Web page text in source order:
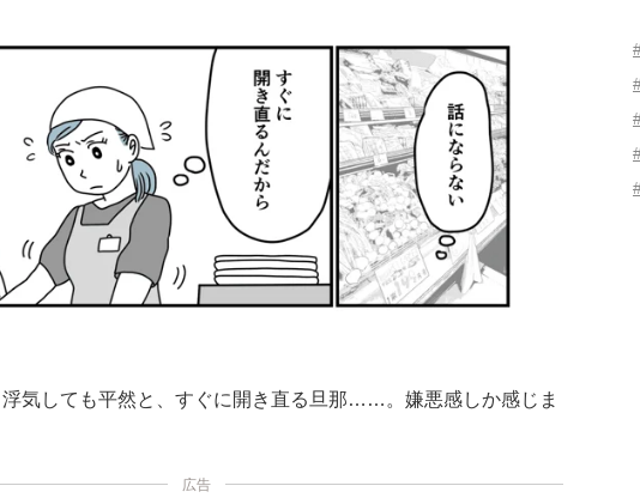
気しても平然と、すぐに開き直る旦那……。嫌悪感しか感じま
広告